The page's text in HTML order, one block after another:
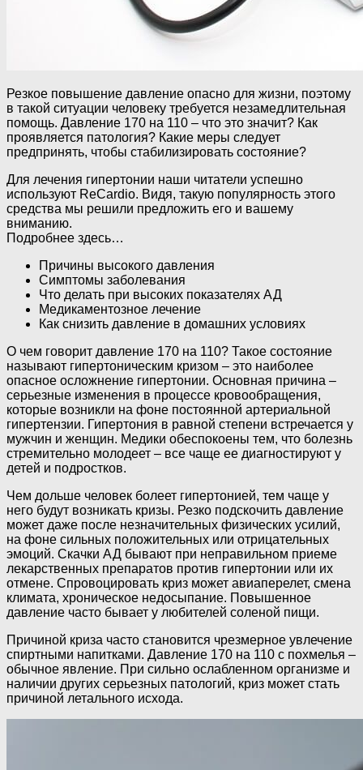
Резкое повышение давление опасно для жизни, поэтому
в такой ситуации человеку требуется незамедлительная
помощь. Давление 170 на 110 – что это значит? Как
проявляется патология? Какие меры следует
предпринять, чтобы стабилизировать состояние?
Для лечения гипертонии наши читатели успешно
используют ReCardio. Видя, такую популярность этого
средства мы решили предложить его и вашему
вниманию.
Подробнее здесь…
Причины высокого давления
Симптомы заболевания
Что делать при высоких показателях АД
Медикаментозное лечение
Как снизить давление в домашних условиях
О чем говорит давление 170 на 110? Такое состояние
называют гипертоническим кризом – это наиболее
опасное осложнение гипертонии. Основная причина –
серьезные изменения в процессе кровообращения,
которые возникли на фоне постоянной артериальной
гипертензии. Гипертония в равной степени встречается у
мужчин и женщин. Медики обеспокоены тем, что болезнь
стремительно молодеет – все чаще ее диагностируют у
детей и подростков.
Чем дольше человек болеет гипертонией, тем чаще у
него будут возникать кризы. Резко подскочить давление
может даже после незначительных физических усилий,
на фоне сильных положительных или отрицательных
эмоций. Скачки АД бывают при неправильном приеме
лекарственных препаратов против гипертонии или их
отмене. Спровоцировать криз может авиаперелет, смена
климата, хроническое недосыпание. Повышенное
давление часто бывает у любителей соленой пищи.
Причиной криза часто становится чрезмерное увлечение
спиртными напитками. Давление 170 на 110 с похмелья –
обычное явление. При сильно ослабленном организме и
наличии других серьезных патологий, криз может стать
причиной летального исхода.